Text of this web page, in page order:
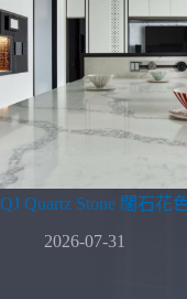
QJ Quartz Stone 闊石花
2026-07-31